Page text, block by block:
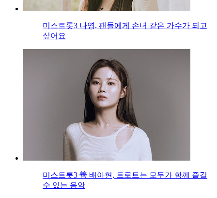
미스트롯3 나영, 팬들에게 손녀 같은 가수가 되고
싶어요
미스트롯3 善 배아현, 트로트는 모두가 함께 즐길
수 있는 음악